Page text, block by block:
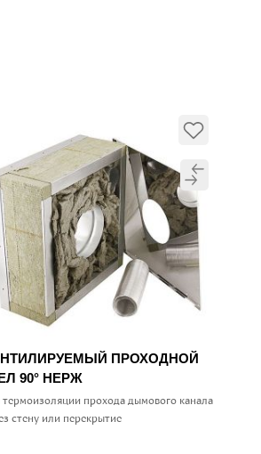
ПРОХОДНОЙ
90° НЕРЖ
прохода дымового канала
стену или перекрытие